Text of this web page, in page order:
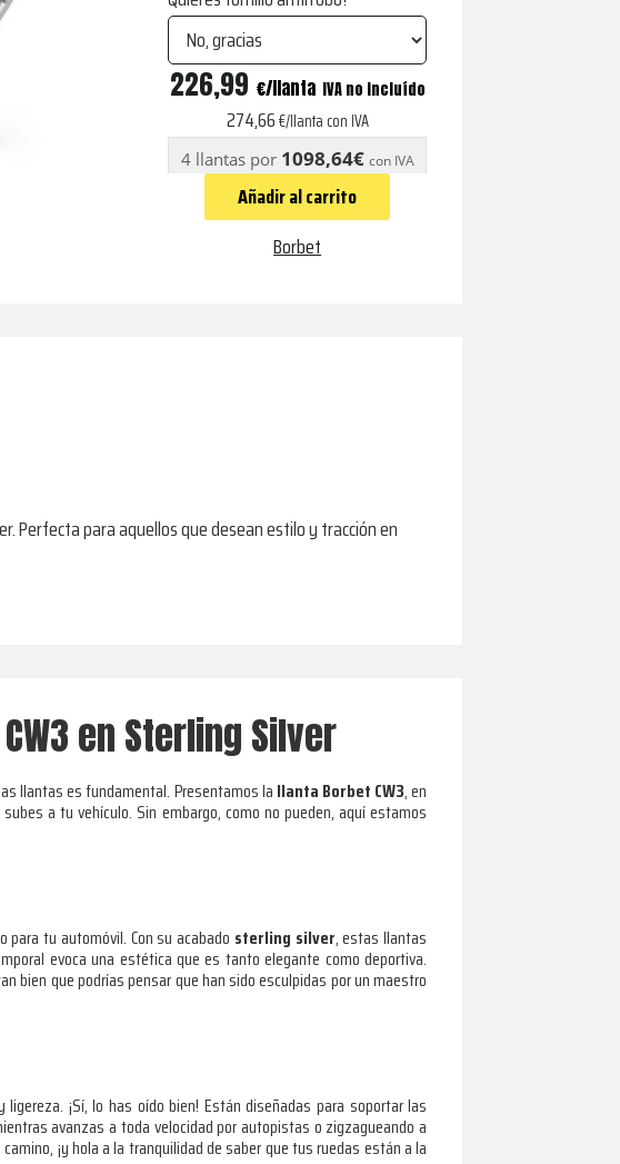
CW3
silver
cantidad
226,99 € IVA no incluído
274,66€/llanta con IVA
4 llantas por 1098,64€ con IVA
Añadir al carrito
Borbet
Perfecta para aquellos que desean estilo y tracción en
en Sterling Silver
llantas es fundamental. Presentamos la llanta Borbet CW3, en
a tu vehículo. Sin embargo, como no pueden, aquí estamos
tu automóvil. Con su acabado sterling silver, estas llantas
evoca una estética que es tanto elegante como deportiva.
bien que podrías pensar que han sido esculpidas por un maestro
¡Sí, lo has oído bien! Están diseñadas para soportar las
avanzas a toda velocidad por autopistas o zigzagueando a
¡y hola a la tranquilidad de saber que tus ruedas están a la